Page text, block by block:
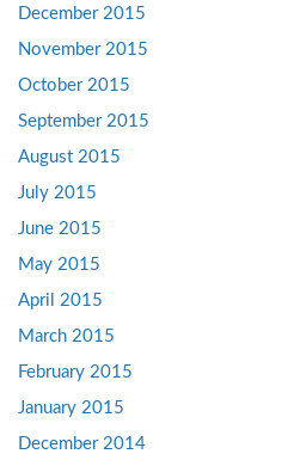
December 2015
November 2015
October 2015
September 2015
August 2015
July 2015
June 2015
May 2015
April 2015
March 2015
February 2015
January 2015
December 2014